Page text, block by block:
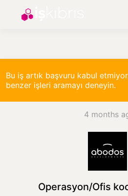
Bu iş artık başvuru kabul
benzer işleri aramayı deneyin.
4 months
Operasyon/Ofis